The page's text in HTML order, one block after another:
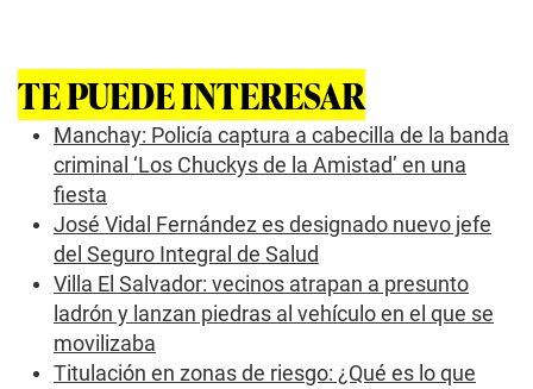
o
f
0
TE PUEDE INTERESAR
Manchay: Policía captura a cabecilla de la banda
criminal ‘Los Chuckys de la Amistad’ en una
fiesta
José Vidal Fernández es designado nuevo jefe
del Seguro Integral de Salud
Villa El Salvador: vecinos atrapan a presunto
ladrón y lanzan piedras al vehículo en el que se
movilizaba
Titulación en zonas de riesgo: ¿Qué es lo que